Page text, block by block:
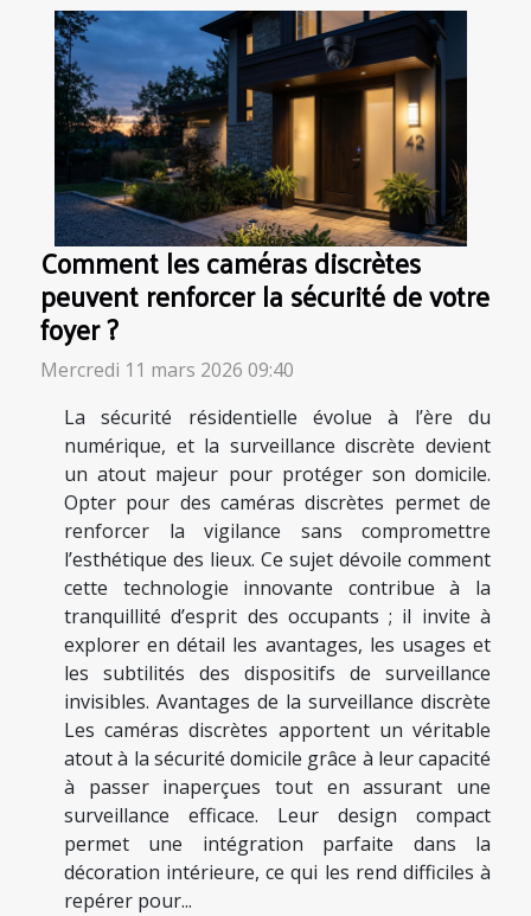
Comment les caméras discrètes
peuvent renforcer la sécurité de votre
foyer ?
Mercredi 11 mars 2026 09:40
La sécurité résidentielle évolue à l’ère du
numérique, et la surveillance discrète devient
un atout majeur pour protéger son domicile.
Opter pour des caméras discrètes permet de
renforcer la vigilance sans compromettre
l’esthétique des lieux. Ce sujet dévoile comment
cette technologie innovante contribue à la
tranquillité d’esprit des occupants ; il invite à
explorer en détail les avantages, les usages et
les subtilités des dispositifs de surveillance
invisibles. Avantages de la surveillance discrète
Les caméras discrètes apportent un véritable
atout à la sécurité domicile grâce à leur capacité
à passer inaperçues tout en assurant une
surveillance efficace. Leur design compact
permet une intégration parfaite dans la
décoration intérieure, ce qui les rend difficiles à
repérer pour...